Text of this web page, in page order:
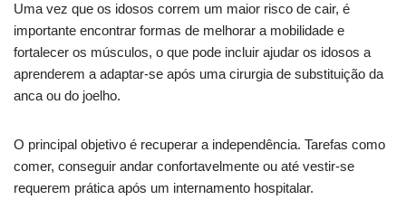
Uma vez que os idosos correm um maior risco de cair, é
importante encontrar formas de melhorar a mobilidade e
fortalecer os músculos, o que pode incluir ajudar os idosos a
aprenderem a adaptar-se após uma cirurgia de substituição da
anca ou do joelho.
O principal objetivo é recuperar a independência. Tarefas como
comer, conseguir andar confortavelmente ou até vestir-se
requerem prática após um internamento hospitalar.